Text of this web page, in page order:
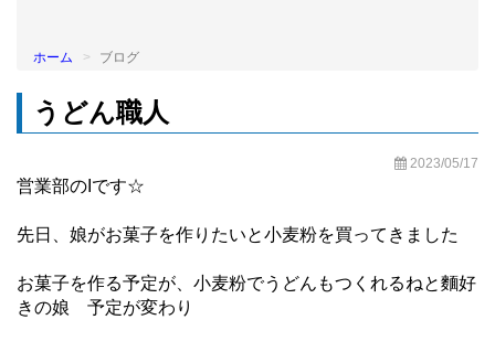
ホーム ブログ
うどん職人
2023/05/17
営業部のIです☆
先日、娘がお菓子を作りたいと小麦粉を買ってきました
お菓子を作る予定が、小麦粉でうどんもつくれるねと麵好
きの娘 予定が変わり